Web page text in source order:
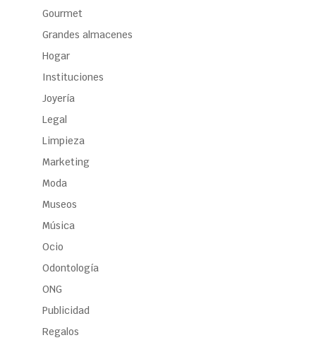
Gourmet
Grandes almacenes
Hogar
Instituciones
Joyería
Legal
Limpieza
Marketing
Moda
Museos
Música
Ocio
Odontología
ONG
Publicidad
Regalos